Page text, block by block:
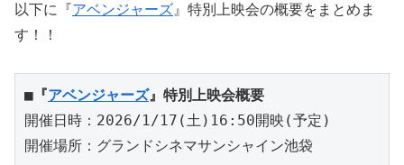
以下に『アベンジャーズ 』特別上映会の概要をまとめま
す！！
■『アベンジャーズ』特別上映会概要
開催日時：2026/1/17(土)16:50開映(予定)
開催場所：グランドシネマサンシャイン池袋